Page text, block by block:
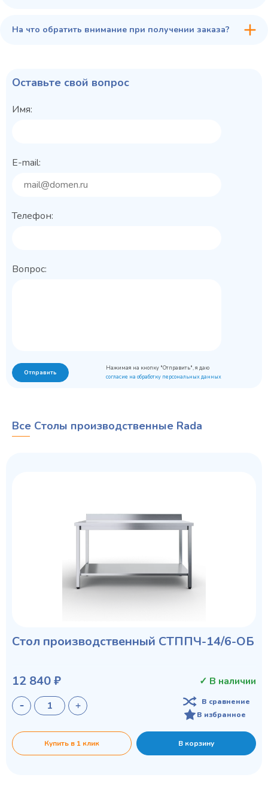
На что обратить внимание при получении заказа?
Оставьте свой вопрос
Имя:
E-mail:
Телефон:
Вопрос:
Отправить
Нажимая на кнопку "Отправить", я даю
согласие на обработку персональных данных
Все Столы производственные Rada
Стол производственный СТППЧ-14/6-ОБ
12 840 ₽ ✓ В наличии
В сравнение
В избранное
Купить в 1 клик В корзину